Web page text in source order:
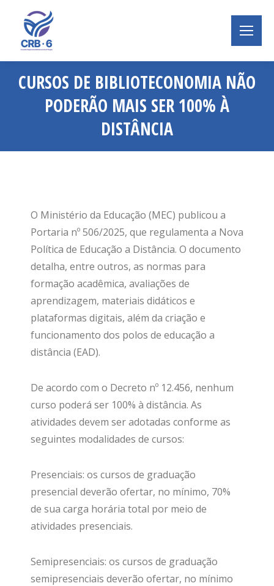
CURSOS DE BIBLIOTECONOMIA NÃO
PODERÃO MAIS SER 100% À
DISTÂNCIA
Você está aqui:
O Ministério da Educação (MEC) publicou a
Portaria nº 506/2025, que regulamenta a Nova
Política de Educação a Distância. O documento
detalha, entre outros, as normas para
formação acadêmica, avaliações de
aprendizagem, materiais didáticos e
plataformas digitais, além da criação e
funcionamento dos polos de educação a
distância (EAD).
De acordo com o Decreto nº 12.456, nenhum
curso poderá ser 100% à distância. As
atividades devem ser adotadas conforme as
seguintes modalidades de cursos:
Presenciais: os cursos de graduação
presencial deverão ofertar, no mínimo, 70%
de sua carga horária total por meio de
atividades presenciais.
Semipresenciais: os cursos de graduação
semipresenciais deverão ofertar, no mínimo